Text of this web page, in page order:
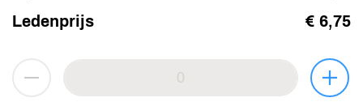
Ledenprijs € 6,75